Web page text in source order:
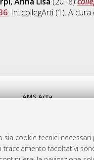
sia cookie tecnici
facoltativi
. In: collegArti (1). A cura
AMS Acta
Servizio
Impostazioni Cookie
Informativa sulla